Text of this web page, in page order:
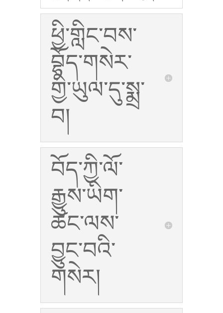
ཕྱི་གླིང་བས་
བྷོད་གསེར་
གྱི་ཡུལ་དུ་སྨྲ་
བ།
བོད་ཀྱི་ལོ་
རྒྱུས་ཡིག་
ཚང་ལས་
བྱུང་བའི་
གསེར།